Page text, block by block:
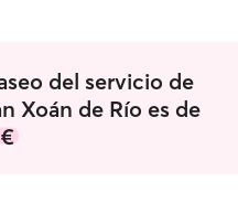
del servicio de
Xoán de Río es de